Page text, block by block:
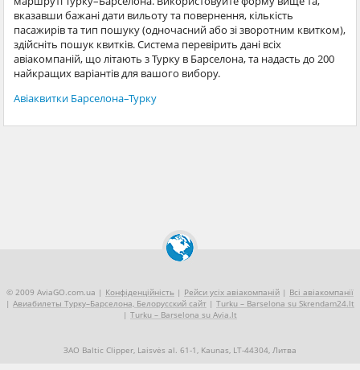
вказавши бажані дати вильоту та повернення, кількість
пасажирів та тип пошуку (одночасний або зі зворотним квитком),
здійсніть пошук квитків. Система перевірить дані всіх
авіакомпаній, що літають з Турку в Барселона, та надасть до 200
найкращих варіантів для вашого вибору.
Авіаквитки Барселона–Турку
© 2009 AviaGO.com.ua | Конфіденційність | Рейси усіх авіакомпаній | Всі авіакомпанії
| Авиабилеты Турку–Барселона, Белорусский сайт | Turku – Barselona su Skrendam24.lt
| Turku – Barselona su Avia.lt
ЗАО Baltic Clipper, Laisvės al. 61-1, Kaunas, LT-44304, Литва